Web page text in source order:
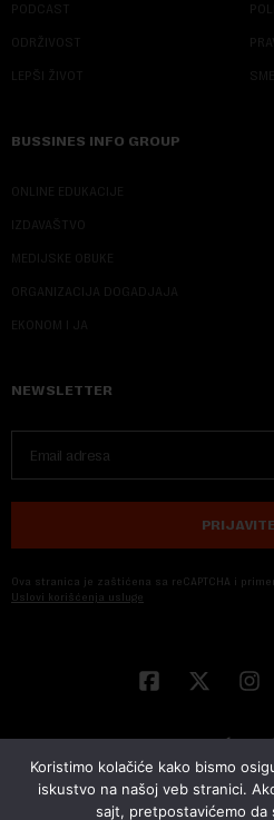
PODCAST
ODRŽIVOST
LEPŠI ŽIVOT
BUSSINES INFO GROUP
ONLINE EDUKACIJE
IZDAVAŠTVO
MEDIJSKE OBUKE
ORGANIZACIJA DOGADJAJA
EKONOM I JA
NEWSLETTER
Ova stranica je zaštićena sa reCAPTCHA i
Uslovi korišćenja usluge
Koristimo kolačiće kako bismo
iskustvo na našoj veb stranici.
sajt, pretpostavićemo da